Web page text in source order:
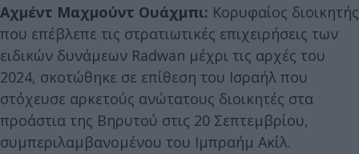
Αχμέντ Μαχμούντ Ουάχμπι: Κορυφαίος διοικητής
που επέβλεπε τις στρατιωτικές επιχειρήσεις των
ειδικών δυνάμεων Radwan μέχρι τις αρχές του
2024, σκοτώθηκε σε επίθεση του Ισραήλ που
στόχευσε αρκετούς ανώτατους διοικητές στα
προάστια της Βηρυτού στις 20 Σεπτεμβρίου,
συμπεριλαμβανομένου του Ιμπραήμ Ακίλ.